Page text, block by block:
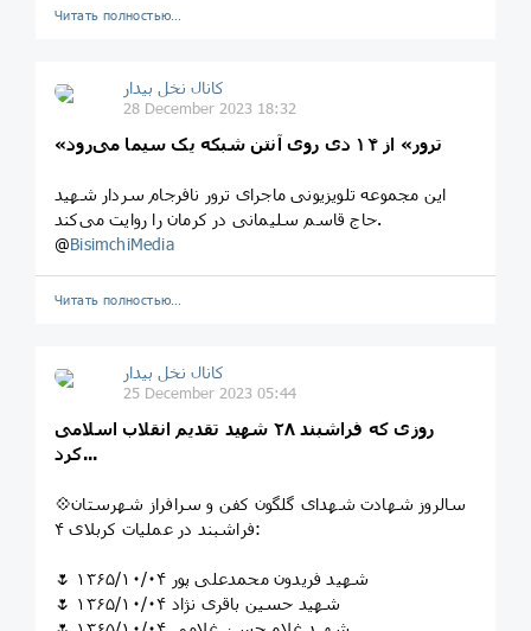
Читать полностью…
کانال نخل بیدار
28 December 2023 18:32
«ترور» از ۱۴ دی روی آنتن شبکه یک سیما می‌رود
این مجموعه تلویزیونی ماجرای ترور نافرجام سردار شهید
حاج قاسم سلیمانی در کرمان را روایت می‌کند.
@BisimchiMedia
Читать полностью…
کانال نخل بیدار
25 December 2023 05:44
روزی که فراشبند ۲۸ شهید تقدیم انقلاب اسلامی
کرد...
💠سالروز شهادت شهدای گلگون کفن و سرافراز شهرستان
فراشبند در عملیات کربلای ۴:
🌷 شهید فریدون محمدعلی پور ۱۳۶۵/۱۰/۰۴
🌷 شهید حسین باقری نژاد ۱۳۶۵/۱۰/۰۴